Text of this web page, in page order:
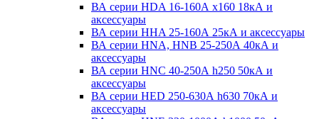
ВА серии HDA 16-160А x160 18кА и
аксессуары
ВА серии HHA 25-160А 25кА и аксессуары
ВА серии HNA, HNB 25-250А 40кА и
аксессуары
ВА серии HNC 40-250А h250 50кА и
аксессуары
ВА серии HED 250-630А h630 70кА и
аксессуары